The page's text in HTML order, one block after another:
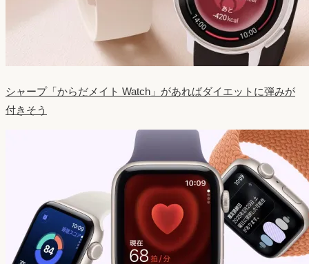
シャープ「からだメイト Watch」があればダイエットに弾みが
付きそう